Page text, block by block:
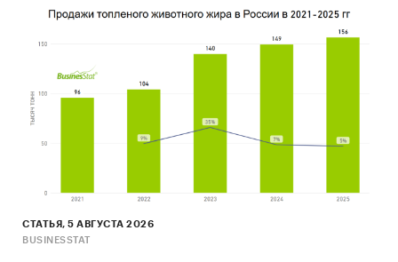
Россия
СТАТЬЯ, 5 АВГУСТА 2026
BUSINESSTAT